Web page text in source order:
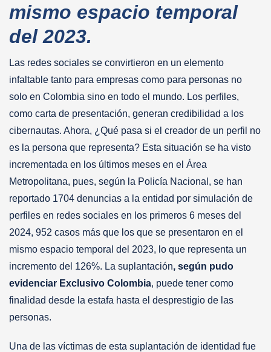
mismo espacio temporal
del 2023.
Las redes sociales se convirtieron en un elemento
infaltable tanto para empresas como para personas no
solo en Colombia sino en todo el mundo. Los perfiles,
como carta de presentación, generan credibilidad a los
cibernautas. Ahora, ¿Qué pasa si el creador de un perfil no
es la persona que representa? Esta situación se ha visto
incrementada en los últimos meses en el Área
Metropolitana, pues, según la Policía Nacional, se han
reportado 1704 denuncias a la entidad por simulación de
perfiles en redes sociales en los primeros 6 meses del
2024, 952 casos más que los que se presentaron en el
mismo espacio temporal del 2023, lo que representa un
incremento del 126%. La suplantación, según pudo
evidenciar Exclusivo Colombia, puede tener como
finalidad desde la estafa hasta el desprestigio de las
personas.
Una de las víctimas de esta suplantación de identidad fue